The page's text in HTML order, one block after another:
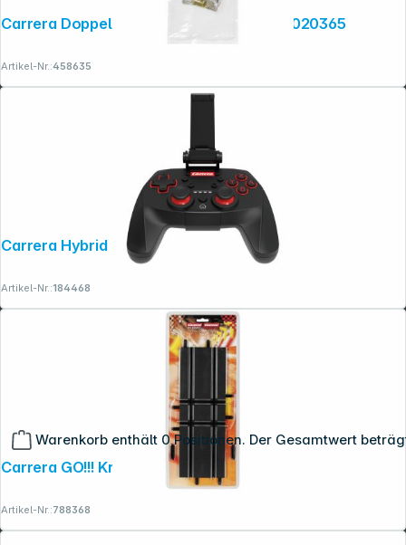
Warenkorb enthält 0 Positionen. Der Gesamtwert
Carrera Doppelschleifer (10) ab 2007 20020365
Artikel-Nr.:458635
Carrera Hybrid Controller
Artikel-Nr.:184468
Carrera GO!!! Kreuzung 61616
Artikel-Nr.:788368